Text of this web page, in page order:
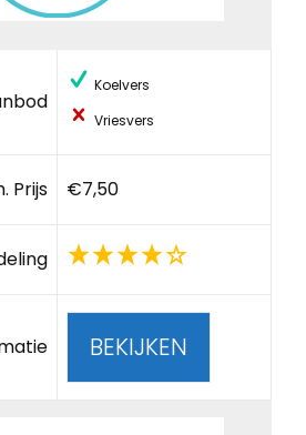
Koelvers
Vriesvers
Prijs €7,50
BEKIJKEN